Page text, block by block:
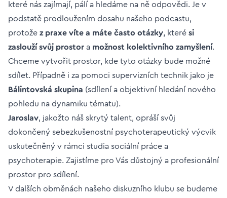
které nás zajímají, pálí a hledáme na ně odpovědi. Je v
podstatě prodloužením dosahu našeho podcastu,
protože z praxe víte a máte často otázky, které si
zaslouží svůj prostor a možnost kolektivního zamyšlení.
Chceme vytvořit prostor, kde tyto otázky bude možné
sdílet. Případně i za pomoci supervizních technik jako je
Bálintovská skupina (sdílení a objektivní hledání nového
pohledu na dynamiku tématu).
Jaroslav, jakožto náš skrytý talent, opráší svůj
dokončený sebezkušenostní psychoterapeutický výcvik
uskutečněný v rámci studia sociální práce a
psychoterapie. Zajistíme pro Vás důstojný a profesionální
prostor pro sdílení.
V dalších obměnách našeho diskuzního klubu se budeme